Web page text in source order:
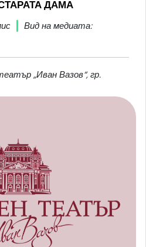
ДАМА
Вид на медиата:
„Иван Вазов“, гр.